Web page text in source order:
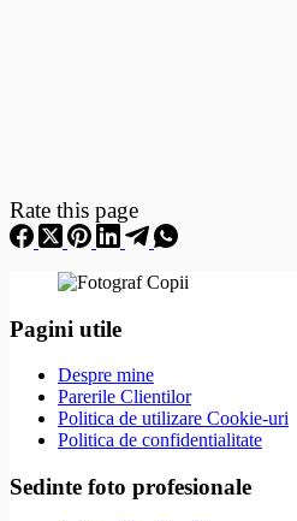
Rate this page
Pagini utile
Despre mine
Parerile Clientilor
Politica de utilizare Cookie-uri
Politica de confidentialitate
Sedinte foto profesionale